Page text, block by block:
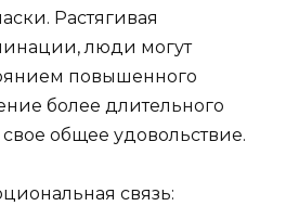
Растягивая
люди могут
повышенного
более длительного
общее удовольствие.
связь: